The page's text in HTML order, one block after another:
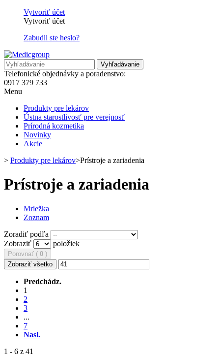
Vytvoriť účet
Vytvoriť účet
Zabudli ste heslo?
Vyhľadávanie
Telefonické objednávky a poradenstvo:
0917 379 733
Menu
Produkty pre lekárov
Ústna starostlivosť pre verejnosť
Prírodná kozmetika
Novinky
Akcie
> Produkty pre lekárov>Prístroje a zariadenia
Prístroje a zariadenia
Mriežka
Zoznam
Zoradiť podľa
Zobraziť
položiek
Porovnať ( 0 )
Zobraziť všetko
Predchádz.
1
2
3
...
7
Nasl.
1 - 6 z 41